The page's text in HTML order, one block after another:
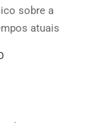
sobre a
atuais